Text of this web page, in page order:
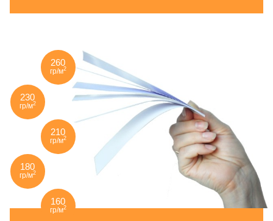
260
гр/м2
230
гр/м2
210
гр/м2
180
гр/м2
160
гр/м2